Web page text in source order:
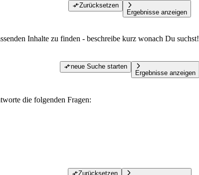
Zurücksetzen
Ergebnisse anzeigen
Inhalte zu finden - beschreibe kurz wonach Du suchst!
neue Suche starten
Ergebnisse anzeigen
die folgenden Fragen:
Zurücksetzen